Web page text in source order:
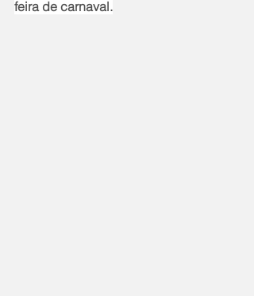
feira de carnaval.